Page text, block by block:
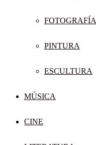
FOTOGRAFÍA
PINTURA
ESCULTURA
MÚSICA
CINE